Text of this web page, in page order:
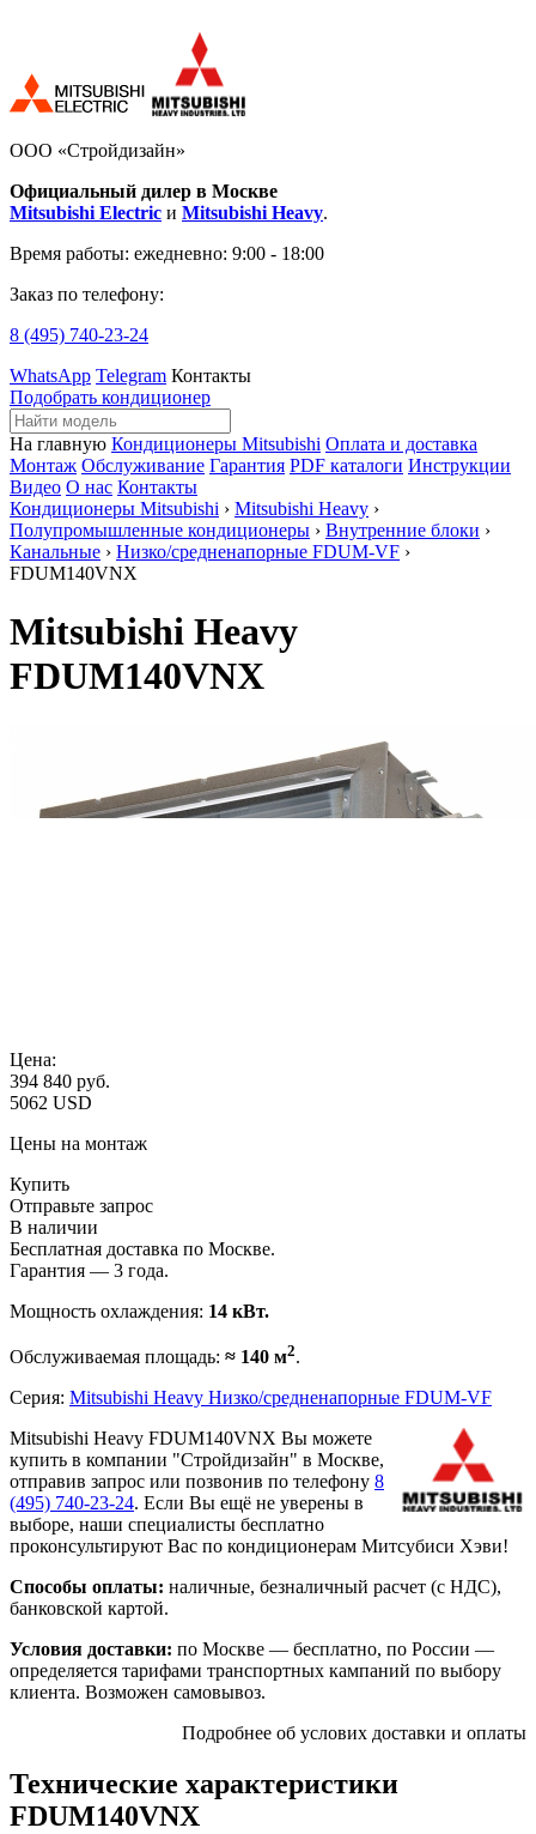
ООО «Стройдизайн»
Официальный дилер в Москве
Mitsubishi Electric и Mitsubishi Heavy.
Время работы: ежедневно: 9:00 - 18:00
Заказ по телефону:
8 (495) 740-23-24
WhatsApp Telegram Контакты
Подобрать кондиционер
На главную Кондиционеры Mitsubishi Оплата и доставка
Монтаж Обслуживание Гарантия PDF каталоги Инструкции
Видео О нас Контакты
Кондиционеры Mitsubishi › Mitsubishi Heavy ›
Полупромышленные кондиционеры › Внутренние блоки ›
Канальные › Низко/средненапорные FDUM-VF ›
FDUM140VNX
Mitsubishi Heavy
FDUM140VNX
Цена:
394 840 руб.
5062 USD
Цены на монтаж
Купить
Отправьте запрос
В наличии
Бесплатная доставка по Москве.
Гарантия — 3 года.
Мощность охлаждения: 14 кВт.
Обслуживаемая площадь: ≈ 140 м2.
Серия: Mitsubishi Heavy Низко/средненапорные FDUM-VF
Mitsubishi Heavy FDUM140VNX Вы можете
купить в компании "Стройдизайн" в Москве,
отправив запрос или позвонив по телефону 8
(495) 740-23-24. Если Вы ещё не уверены в
выборе, наши специалисты бесплатно
проконсультируют Вас по кондиционерам Митсубиси Хэви!
Способы оплаты: наличные, безналичный расчет (с НДС),
банковской картой.
Условия доставки: по Москве — бесплатно, по России —
определяется тарифами транспортных кампаний по выбору
клиента. Возможен самовывоз.
Подробнее об услових доставки и оплаты
Технические характеристики
FDUM140VNX